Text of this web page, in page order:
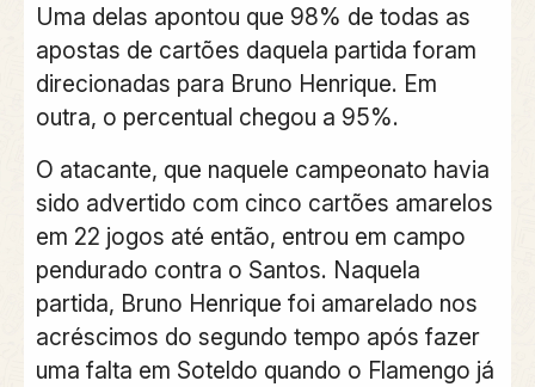
Uma delas apontou que 98% de todas as
apostas de cartões daquela partida foram
direcionadas para Bruno Henrique. Em
outra, o percentual chegou a 95%.
O atacante, que naquele campeonato havia
sido advertido com cinco cartões amarelos
em 22 jogos até então, entrou em campo
pendurado contra o Santos. Naquela
partida, Bruno Henrique foi amarelado nos
acréscimos do segundo tempo após fazer
uma falta em Soteldo quando o Flamengo já